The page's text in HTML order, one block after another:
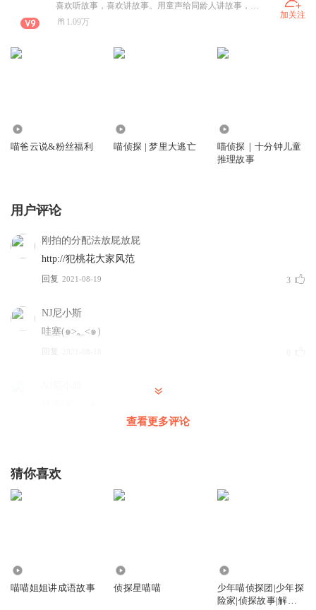
喜欢听故事，喜欢讲故事。用童声给同龄人讲故事，同时也记录自己的成长。2020年3月份发布第一个专辑《一分钟儿童推理故事》，2020年9月份获喜马认证：儿童频道月度优质主播
1.09万
加关注
喵爸云说&粉丝福利 喵侦探 | 梦里大逃亡
喵侦探｜十分钟儿童
推理故事
用户评论
刚拍的分配法放屁放屁
http://犯桃花大家风范
回复 2021-08-19 3
NJ尼小斯
哇塞(๑>؂<๑）
回复
查看更多评论
猜你喜欢
喵喵姐姐讲成语故事 侦探星喵喵
少年喵侦探团|少年探
险家|侦探故事|解密